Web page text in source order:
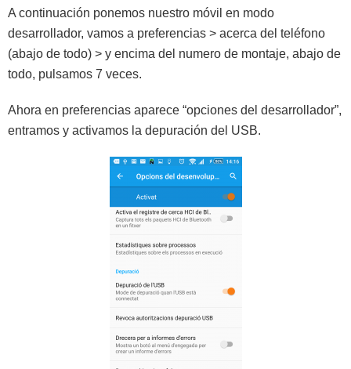
A continuación ponemos nuestro móvil en modo
desarrollador, vamos a preferencias > acerca del teléfono
(abajo de todo) > y encima del numero de montaje, abajo de
todo, pulsamos 7 veces.
Ahora en preferencias aparece “opciones del desarrollador”,
entramos y activamos la depuración del USB.